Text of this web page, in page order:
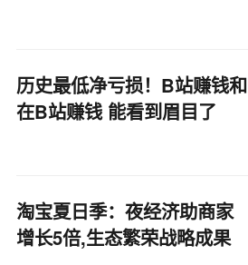
历史最低净亏损！B站赚钱和
在B站赚钱 能看到眉目了
淘宝夏日季：夜经济助商家
增长5倍,生态繁荣战略成果